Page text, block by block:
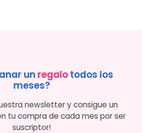
un regalotodos los
meses?
newsletter y consigue un
tu compra de cada mes por ser
suscriptor!